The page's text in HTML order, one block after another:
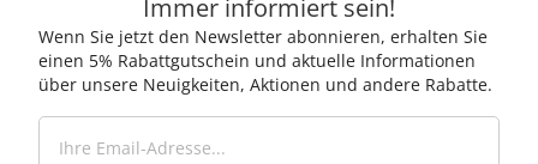
Immer informiert sein!
Wenn Sie jetzt den Newsletter abonnieren, erhalten Sie
einen 5% Rabattgutschein und aktuelle Informationen
über unsere Neuigkeiten, Aktionen und andere Rabatte.